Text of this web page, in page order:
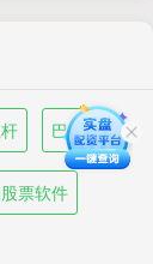
巴黎
票软件